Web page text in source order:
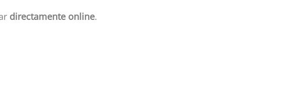
directamente online.